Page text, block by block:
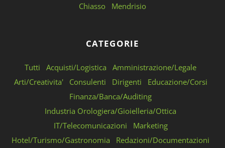
Chiasso
Mendrisio
CATEGORIE
Tutti Acquisti/Logistica
Amministrazione/Legale
Arti/Creativita'
Consulenti Dirigenti
Educazione/Corsi
Finanza/Banca/Auditing
Industria Orologiera/Gioielleria/Ottica
IT/Telecomunicazioni
Marketing
Hotel/Turismo/Gastronomia
Redazioni/Documentazioni